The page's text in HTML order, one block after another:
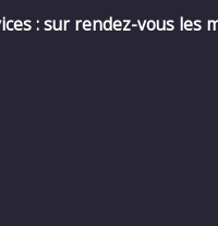
: sur rendez-vous les